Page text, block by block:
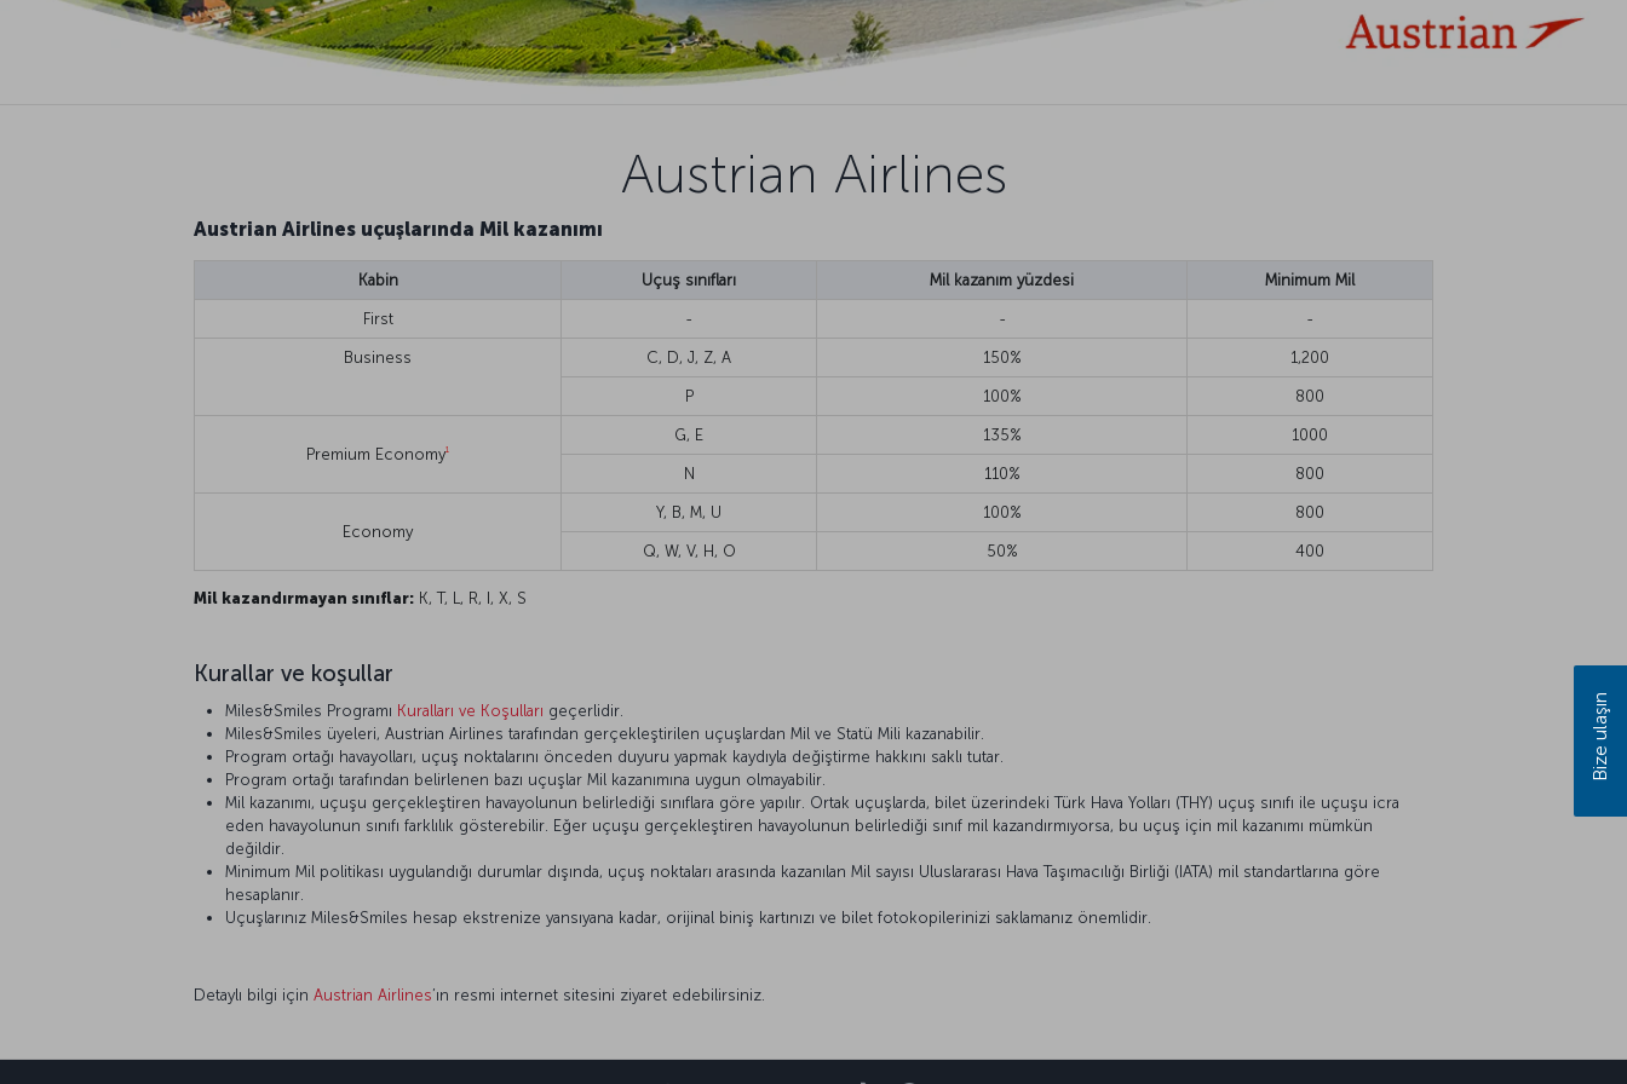
Austrian Airlines
Austrian Airlines uçuşlarında Mil kazanımı
Kabin Uçuş sınıfları Mil kazanım yüzdesi Minimum Mil
First - - -
Business C, D, J, Z, A 150% 1,200
P 100% 800
Premium Economy1
G, E 135% 1000
N 110% 800
Economy
Y, B, M, U 100% 800
Q, W, V, H, O 50% 400
Mil kazandırmayan sınıflar: K, T, L, R, I, X, S
Kurallar ve koşullar
Miles&Smiles Programı Kuralları ve Koşulları geçerlidir.
Miles&Smiles üyeleri, Austrian Airlines tarafından gerçekleştirilen uçuşlardan Mil ve Statü Mili kazanabilir.
Program ortağı havayolları, uçuş noktalarını önceden duyuru yapmak kaydıyla değiştirme hakkını saklı tutar.
Program ortağı tarafından belirlenen bazı uçuşlar Mil kazanımına uygun olmayabilir.
Mil kazanımı, uçuşu gerçekleştiren havayolunun belirlediği sınıflara göre yapılır. Ortak uçuşlarda, bilet üzerindeki Türk Hava Yolları (THY) uçuş sınıfı ile uçuşu icra
eden havayolunun sınıfı farklılık gösterebilir. Eğer uçuşu gerçekleştiren havayolunun belirlediği sınıf mil kazandırmıyorsa, bu uçuş için mil kazanımı mümkün
değildir.
Minimum Mil politikası uygulandığı durumlar dışında, uçuş noktaları arasında kazanılan Mil sayısı Uluslararası Hava Taşımacılığı Birliği (IATA) mil standartlarına göre
hesaplanır.
Uçuşlarınız Miles&Smiles hesap ekstrenize yansıyana kadar, orijinal biniş kartınızı ve bilet fotokopilerinizi saklamanız önemlidir.
Detaylı bilgi için Austrian Airlines’ın resmi internet sitesini ziyaret edebilirsiniz.
Bize ulaşın